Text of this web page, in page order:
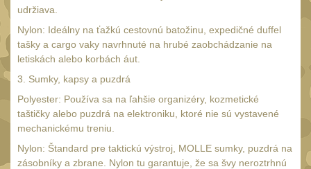
Prilby
Opasky 24
Chrániče10
Nášivky104
Ponča a pláštěnky
Čepice, kukly, šátky
Šiltovky
udržiava.
Nylon: Ideálny na ťažkú cestovnú batožinu, expedičné duffel
tašky a cargo vaky navrhnuté na hrubé zaobchádzanie na
letiskách alebo korbách áut.
3. Sumky, kapsy a puzdrá
Polyester: Používa sa na ľahšie organizéry, kozmetické
taštičky alebo puzdrá na elektroniku, ktoré nie sú vystavené
mechanickému treniu.
Nylon: Štandard pre taktickú výstroj, MOLLE sumky, puzdrá na
zásobníky a zbrane. Nylon tu garantuje, že sa švy neroztrhnú